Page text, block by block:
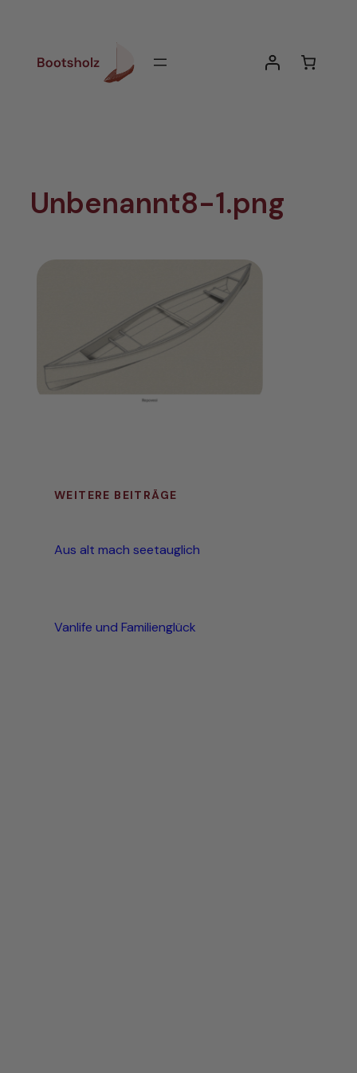
Unbenannt8-1.png
WEITERE BEITRÄGE
Aus alt mach seetauglich
Vanlife und Familienglück